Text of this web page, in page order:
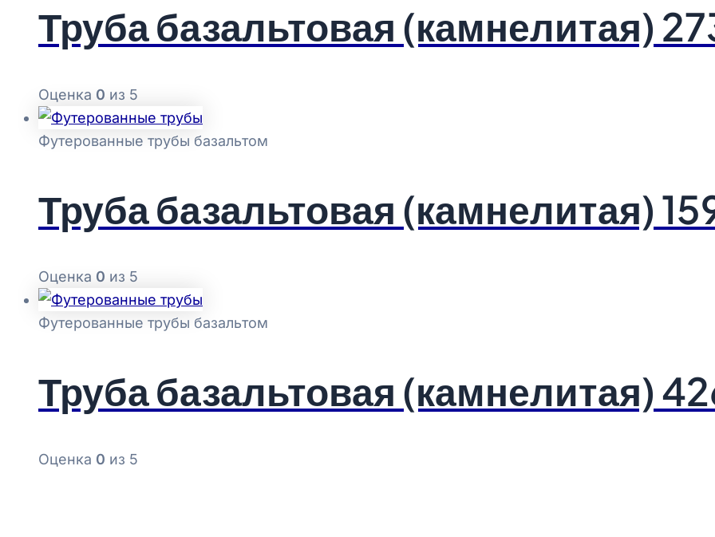
Труба базальтовая (камнелитая)
Оценка 0 из 5
Футерованные трубы базальтом
Труба базальтовая (камнелитая)
Оценка 0 из 5
Футерованные трубы базальтом
Труба базальтовая (камнелитая)
Оценка 0 из 5